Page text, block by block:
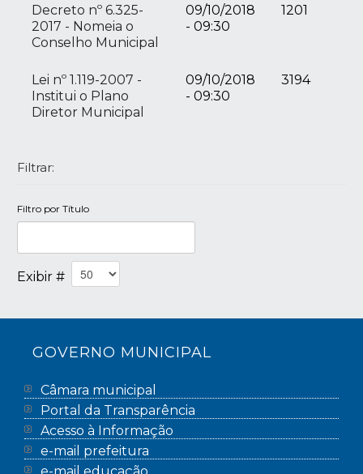
Decreto nº 6.325-
2017 - Nomeia o
Conselho Municipal
09/10/2018
- 09:30
1201
Lei nº 1.119-2007 -
Institui o Plano
Diretor Municipal
09/10/2018
- 09:30
3194
Filtrar:
Filtro por Título
Exibir #
GOVERNO MUNICIPAL
Câmara municipal
Portal da Transparência
Acesso à Informação
e-mail prefeitura